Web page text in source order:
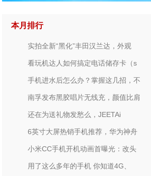
本月排行
实拍全新“黑化”丰田汉兰达，外观
看玩机达人如何搞定电话储存卡（s
手机进水后怎么办？掌握这几招，不
南孚发布黑胶唱片无线充，颜值比肩
还在为送礼物发愁么，JEETAi
6英寸大屏热销手机推荐，华为神舟
小米CC手机开机动画首曝光：改头
用了这么多年的手机 你知道4G、